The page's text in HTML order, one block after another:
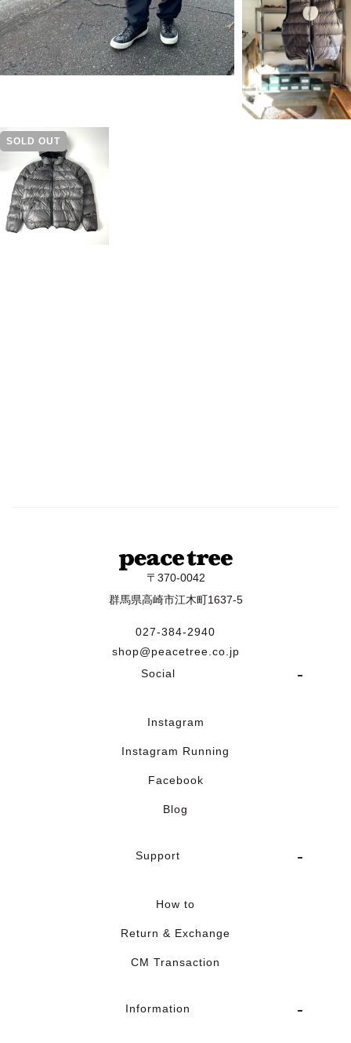
SOLD OUT
〒370-0042
群馬県高崎市江木町1637-5
027-384-2940
shop@peacetree.co.jp
Social
Instagram
Instagram Running
Facebook
Blog
Support
How to
Return & Exchange
CM Transaction
Information